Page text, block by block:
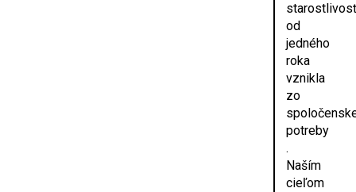
od
jedného
roka
vznikla
zo
potreby
.
Naším
cieľom